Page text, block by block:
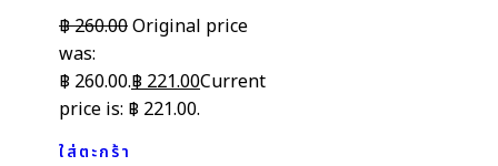
฿260.00Original price
was:
฿ 260.00.฿221.00Current
price is: ฿ 221.00.
ใส่ตะกร้า